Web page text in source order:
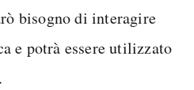
bisogno di interagire
e potrà essere utilizzato